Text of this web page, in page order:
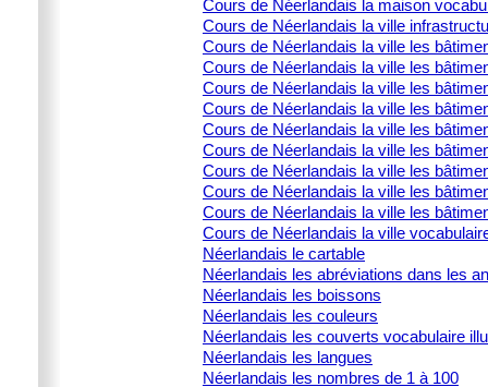
Cours de Néerlandais la maison
Cours de Néerlandais la ville
Cours de Néerlandais la ville les
Cours de Néerlandais la ville les
Cours de Néerlandais la ville les
Cours de Néerlandais la ville les
Cours de Néerlandais la ville les
Cours de Néerlandais la ville les
Cours de Néerlandais la ville les
Cours de Néerlandais la ville les
Cours de Néerlandais la ville les
Cours de Néerlandais la ville
Néerlandais le cartable
Néerlandais les abréviations dans les
Néerlandais les boissons
Néerlandais les couleurs
Néerlandais les couverts vocabulaire
Néerlandais les langues
Néerlandais les nombres de 1 à 100